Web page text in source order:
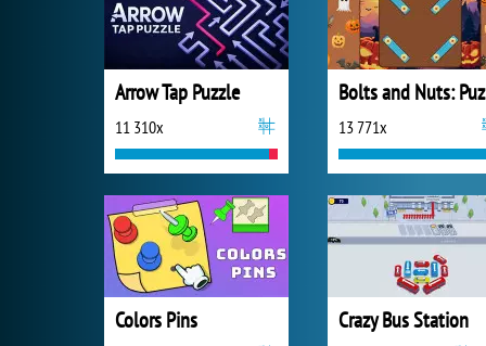
Arrow Tap Puzzle
11 310x 13 771x
Colors Pins Crazy Bus Station